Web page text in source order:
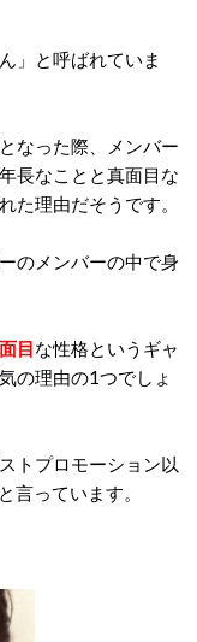
」と呼ばれていま
なった際、メンバー
長なことと真面目な
た理由だそうです。
のメンバーの中で身
目な性格というギャ
の理由の1つでしょ
トプロモーション以
言っています。